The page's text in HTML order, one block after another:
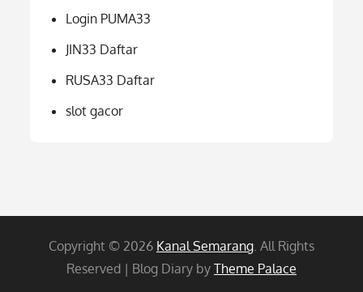
Login PUMA33
JIN33 Daftar
RUSA33 Daftar
slot gacor
Copyright © 2026 Kanal Semarang. All Rights
Reserved | Blog Diary by Theme Palace